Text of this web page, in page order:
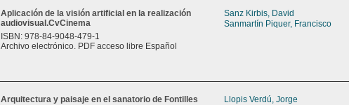
Aplicación de la visión artificial en la realización
audiovisual.CvCinema
ISBN: 978-84-9048-479-1
Archivo electrónico. PDF acceso libre Español
Sanz Kirbis, David
Sanmartín Piquer, Francisco
Arquitectura y paisaje en el sanatorio de Fontilles
Llopis Verdú, Jorge